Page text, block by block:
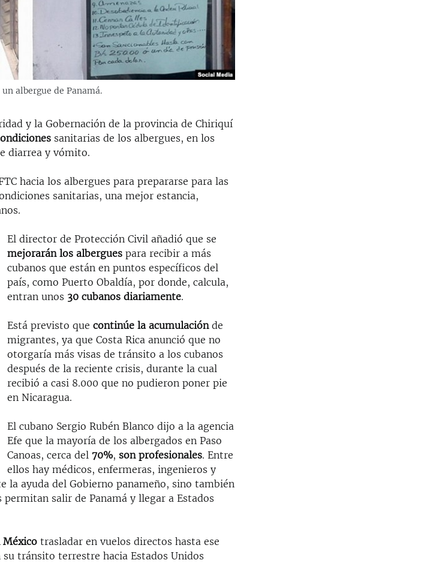
albergue de Panamá.
y la Gobernación de la provincia de Chiriquí
sanitarias de los albergues, en los
diarrea y vómito.
hacia los albergues para prepararse para las
sanitarias, una mejor estancia,
El director de Protección Civil añadió que se
mejorarán los alberguespara recibir a más
cubanos que están en puntos específicos del
país, como Puerto Obaldía, por donde, calcula,
entran unos 30 cubanos diariamente.
Está previsto que continúe la acumulaciónde
migrantes, ya que Costa Rica anunció que no
otorgaría más visas de tránsito a los cubanos
después de la reciente crisis, durante la cual
recibió a casi 8.000 que no pudieron poner pie
en Nicaragua.
El cubano Sergio Rubén Blanco dijo a la agencia
Efe que la mayoría de los albergados en Paso
Canoas, cerca del 70%, son profesionales. Entre
ellos hay médicos, enfermeras, ingenieros y
la ayuda del Gobierno panameño, sino también
salir de Panamá y llegar a Estados
México trasladar en vuelos directos hasta ese
su tránsito terrestre hacia Estados Unidos